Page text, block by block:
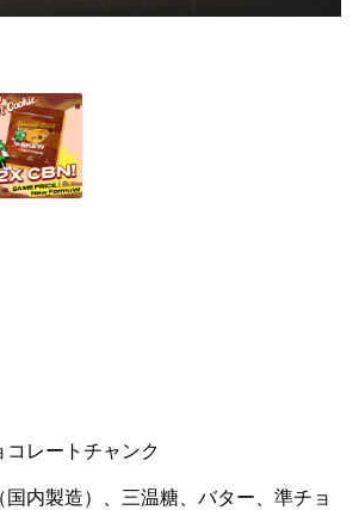
レートチャンク
内製造）、三温糖、バター、準チョ